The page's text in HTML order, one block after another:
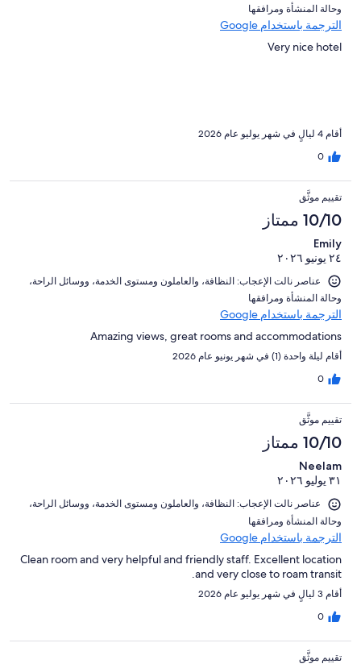
و⁦حالة المنشأة ومرافقها⁩
الترجمة باستخدام Google
Very nice hotel
أقام 4 ليالٍ في شهر يوليو عام 2026
0
تقييم موثَّق
10/10 ممتاز
Emily
٢٤ يونيو ٢٠٢٦
عناصر نالت الإعجاب: ⁦النظافة⁩، و⁦العاملون ومستوى الخدمة⁩، و⁦وسائل الراحة⁩،
و⁦حالة المنشأة ومرافقها⁩
الترجمة باستخدام Google
Amazing views, great rooms and accommodations
أقام ليلة واحدة (1) في شهر يونيو عام 2026
0
تقييم موثَّق
10/10 ممتاز
Neelam
٣١ يوليو ٢٠٢٦
عناصر نالت الإعجاب: ⁦النظافة⁩، و⁦العاملون ومستوى الخدمة⁩، و⁦وسائل الراحة⁩،
و⁦حالة المنشأة ومرافقها⁩
الترجمة باستخدام Google
Clean room and very helpful and friendly staff. Excellent location
and very close to roam transit.
أقام 3 ليالٍ في شهر يوليو عام 2026
0
تقييم موثَّق